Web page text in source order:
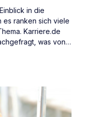
in die
es ranken sich viele
Karriere.de
was von